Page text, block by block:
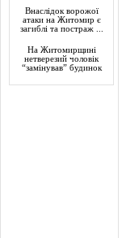
Внаслідок ворожої
атаки на Житомир є
загиблі та постраж ...
На Житомирщині
нетверезий чоловік
“замінував” будинок